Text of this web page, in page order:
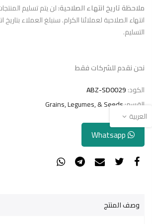
ملاحظة تاريخ انتهاء الصلاحية:لن يتم تسليم
انتهاء الصلاحية لعملائنا الكرام. سنبلغ العملاء
التسليم.
نحن نقدم للشركات فقط
الكود:ABZ-SD0029
القسم:Grains, Legumes, & Seeds
وصف المنتج
العربية